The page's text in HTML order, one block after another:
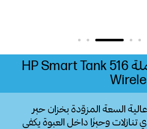
السعة المزوّدة بخزان حبر
تنازلات وحبرًا داخل العبوة يكفي
الطابعة المتكاملة HP Smart Tank 516